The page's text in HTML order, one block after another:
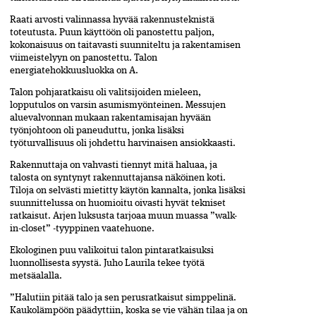
Raati arvosti valinnassa hyvää rakennusteknistä
toteutusta. Puun käyttöön oli panostettu paljon,
kokonaisuus on taitavasti suunniteltu ja rakentamisen
viimeistelyyn on panostettu. Talon
energiatehokkuusluokka on A.
Talon pohjaratkaisu oli valitsijoiden mieleen,
lopputulos on varsin asumismyönteinen. Messujen
aluevalvonnan mukaan rakentamisajan hyvään
työnjohtoon oli paneuduttu, jonka lisäksi
työturvallisuus oli johdettu harvinaisen ansiokkaasti.
Rakennuttaja on vahvasti tiennyt mitä haluaa, ja
talosta on syntynyt rakennuttajansa näköinen koti.
Tiloja on selvästi mietitty käytön kannalta, jonka lisäksi
suunnittelussa on huomioitu oivasti hyvät tekniset
ratkaisut. Arjen luksusta tarjoaa muun muassa ”walk-
in-closet” -tyyppinen vaatehuone.
Ekologinen puu valikoitui talon pintaratkaisuksi
luonnollisesta syystä. Juho Laurila tekee työtä
metsäalalla.
”Halutiin pitää talo ja sen perusratkaisut simppelinä.
Kaukolämpöön päädyttiin, koska se vie vähän tilaa ja on